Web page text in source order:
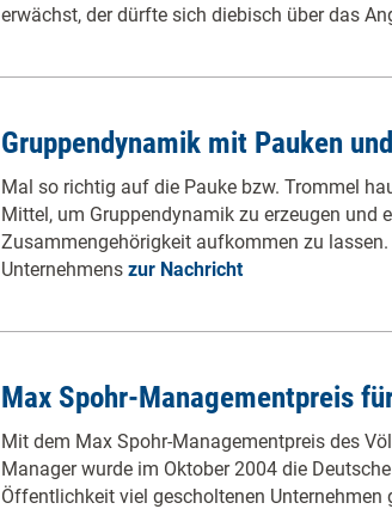
erwächst, der dürfte sich diebisch über das
Gruppendynamik mit Pauken
Mal so richtig auf die Pauke bzw. Trommel
Mittel, um Gruppendynamik zu erzeugen und
Zusammengehörigkeit aufkommen zu
Unternehmens zur Nachricht
Max Spohr-Managementpreis
Mit dem Max Spohr-Managementpreis des
Manager wurde im Oktober 2004 die
Öffentlichkeit viel gescholtenen Unternehmen